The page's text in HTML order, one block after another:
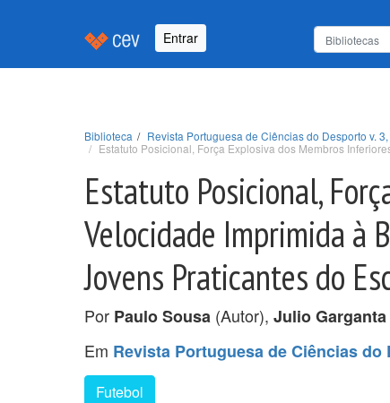
Entrar
Biblioteca
Revista Portuguesa de Ciências do Desporto v.
Estatuto Posicional, Força Explosiva dos Membros
Estatuto Posicional,
Velocidade Imprimida à
Jovens Praticantes do
Por Paulo Sousa (Autor), Julio Garganta
Em Revista Portuguesa de Ciências do
Futebol